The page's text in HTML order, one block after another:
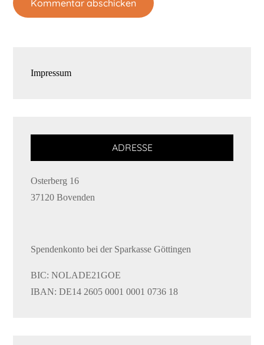
Impressum
ADRESSE
Osterberg 16
37120 Bovenden
Spendenkonto bei der Sparkasse Göttingen
BIC: NOLADE21GOE
IBAN: DE14 2605 0001 0001 0736 18